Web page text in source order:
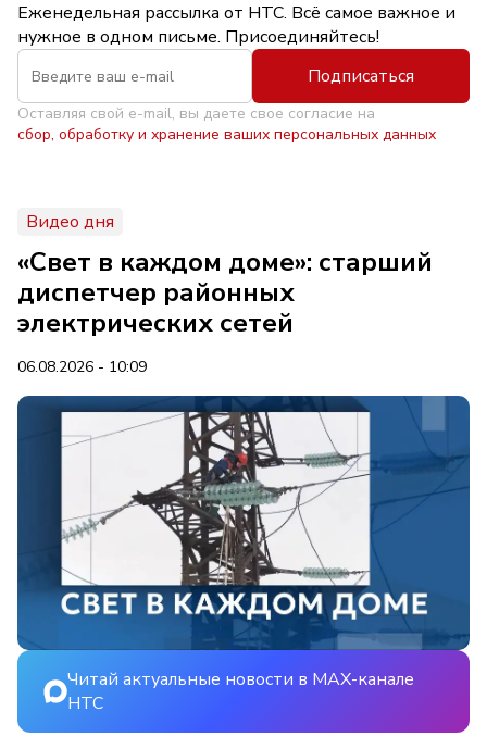
Еженедельная рассылка от НТС. Всё самое важное и
нужное в одном письме. Присоединяйтесь!
Подписаться
Оставляя свой e-mail, вы даете свое согласие на
сбор, обработку и хранение ваших персональных данных
Видео дня
«Свет в каждом доме»: старший
диспетчер районных
электрических сетей
06.08.2026 - 10:09
Читай актуальные новости в MAX-канале
НТС